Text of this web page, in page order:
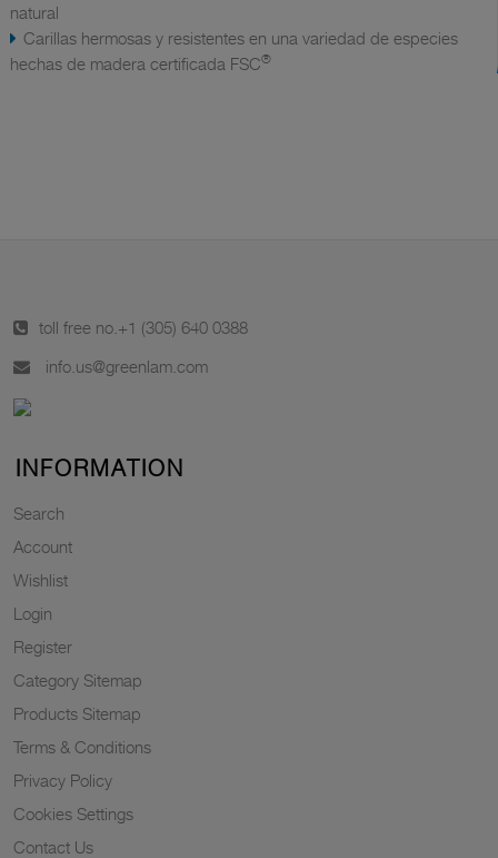
natural
Carillas hermosas y resistentes en una variedad de especies
hechas de madera certificada FSC®
toll free no. +1 (305) 640 0388
info.us@greenlam.com
INFORMATION
Search
Account
Wishlist
Login
Register
Category Sitemap
Products Sitemap
Terms & Conditions
Privacy Policy
Cookies Settings
Contact Us